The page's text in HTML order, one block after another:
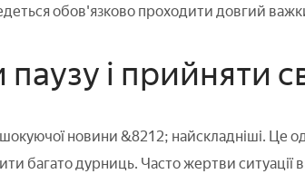
обов'язково проходити довгий
і прийняти
шокуючої новини &8212; найскладніші.
багато дурниць. Часто жертви